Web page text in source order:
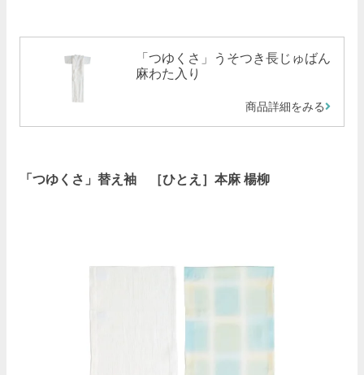
「つゆくさ」うそつき長じゅばん
麻わた入り
商品詳細をみる
「つゆくさ」替え袖 ［ひとえ］本麻 楊柳